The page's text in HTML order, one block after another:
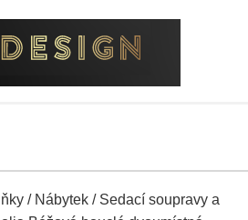
/ Nábytek / Sedací soupravy a